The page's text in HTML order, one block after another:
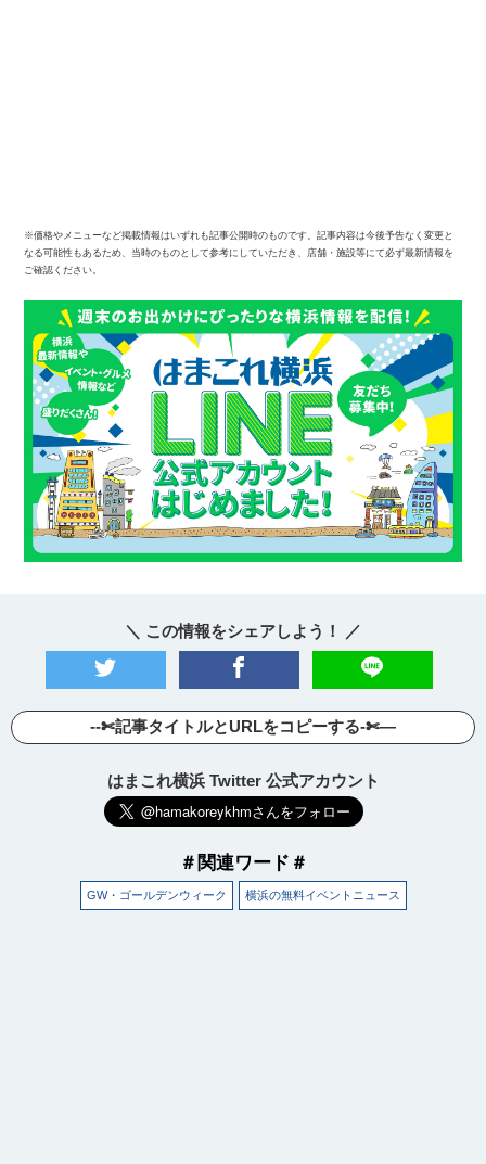
※価格やメニューなど掲載情報はいずれも記事公開時のものです。記事内容は今後予告なく変更と
なる可能性もあるため、当時のものとして参考にしていただき、店舗・施設等にて必ず最新情報を
ご確認ください。
＼ この情報をシェアしよう！ ／
--✄記事タイトルとURLをコピーする-✄—
はまこれ横浜 Twitter 公式アカウント
＃関連ワード＃
GW・ゴールデンウィーク 横浜の無料イベントニュース